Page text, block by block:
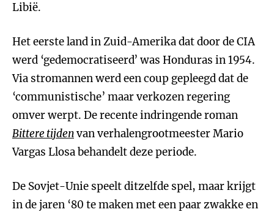
Libië.
Het eerste land in Zuid-Amerika dat door de CIA
werd ‘gedemocratiseerd’ was Honduras in 1954.
Via stromannen werd een coup gepleegd dat de
‘communistische’ maar verkozen regering
omver werpt. De recente indringende roman
Bittere tijdenvan verhalengrootmeester Mario
Vargas Llosa behandelt deze periode.
De Sovjet-Unie speelt ditzelfde spel, maar krijgt
in de jaren ‘80 te maken met een paar zwakke en